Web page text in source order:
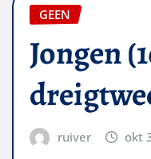
GEEN
Jongen
ruiver okt